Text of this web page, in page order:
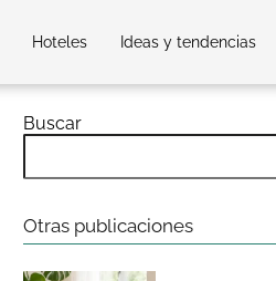
Hoteles Ideas y tendencias
Buscar
Otras publicaciones